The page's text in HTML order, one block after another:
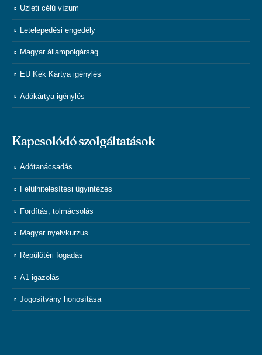
Üzleti célú vízum
Letelepedési engedély
Magyar állampolgárság
EU Kék Kártya igénylés
Adókártya igénylés
Kapcsolódó szolgáltatások
Adótanácsadás
Felülhitelesítési ügyintézés
Fordítás, tolmácsolás
Magyar nyelvkurzus
Repülőtéri fogadás
A1 igazolás
Jogosítvány honosítása